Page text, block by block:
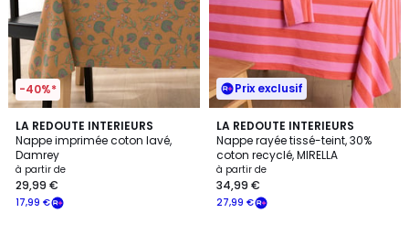
-40%*
LA REDOUTE INTERIEURS
Nappe imprimée coton lavé,
Damrey
à partir de
17,99 €
29,99 €
4,6
/ 5
Prix exclusif
LA REDOUTE INTERIEURS
Nappe rayée tissé-teint, 30%
coton recyclé, MIRELLA
à partir de
27,99 €
34,99 €
2
Couleurs